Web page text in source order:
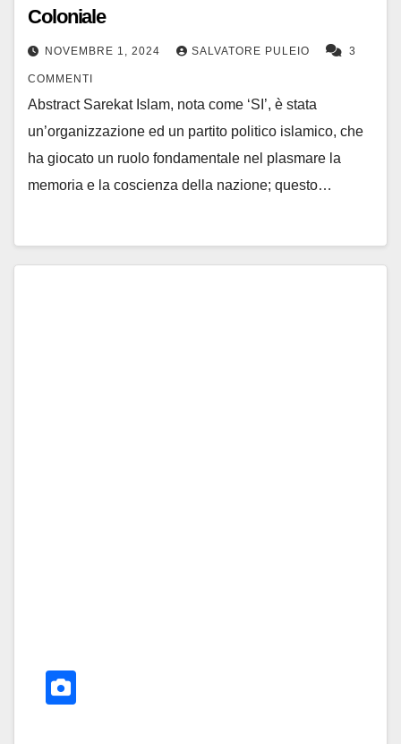
Coloniale
NOVEMBRE 1, 2024 SALVATORE PULEIO 3
COMMENTI
Abstract Sarekat Islam, nota come ‘SI’, è stata
un’organizzazione ed un partito politico islamico, che
ha giocato un ruolo fondamentale nel plasmare la
memoria e la coscienza della nazione; questo…